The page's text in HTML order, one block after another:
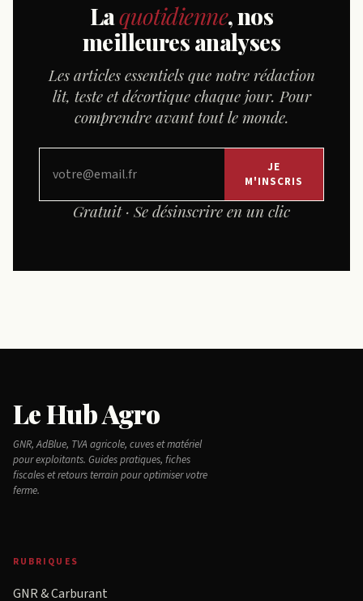
Laquotidienne, nos
meilleures analyses
Les articles essentiels que notre rédaction
lit, teste et décortique chaque jour. Pour
comprendre avant tout le monde.
JE
M'INSCRIS
Gratuit · Se désinscrire en un clic
Le Hub Agro
GNR, AdBlue, TVA agricole, cuves et matériel
pour exploitants. Guides pratiques, fiches
fiscales et retours terrain pour optimiser votre
ferme.
RUBRIQUES
GNR & Carburant